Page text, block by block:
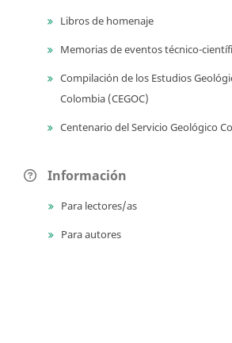
Libros de homenaje
Memorias de eventos técnico-
Compilación de los Estudios
Colombia (CEGOC)
Centenario del Servicio Geológico
Información
Para lectores/as
Para autores